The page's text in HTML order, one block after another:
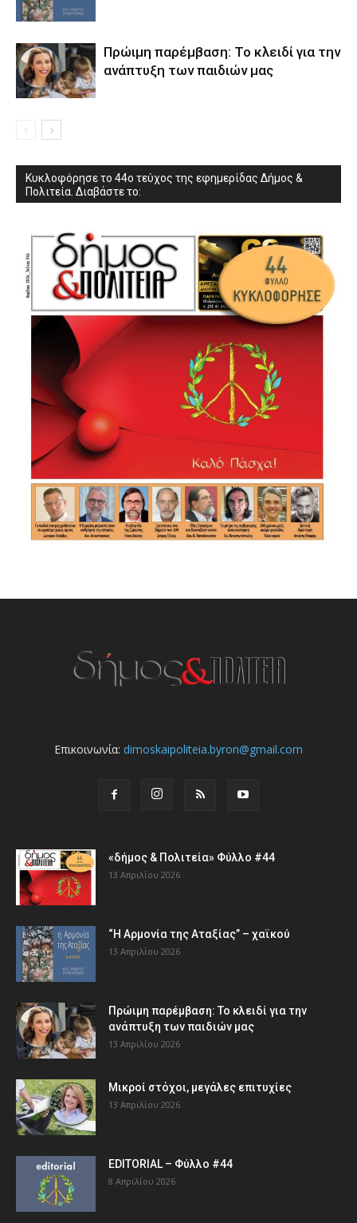
Πρώιμη παρέμβαση: Το κλειδί για την
ανάπτυξη των παιδιών µας
Κυκλοφόρησε το 44ο τεύχος της εφημερίδας Δήμος &
Πολιτεία. Διαβάστε το:
Επικοινωνία: dimoskaipoliteia.byron@gmail.com
«δήμος & Πολιτεία» Φύλλο #44
13 Απριλίου 2026
“Η Αρμονία της Αταξίας” – χαϊκού
13 Απριλίου 2026
Πρώιμη παρέμβαση: Το κλειδί για την
ανάπτυξη των παιδιών µας
13 Απριλίου 2026
Μικροί στόχοι, μεγάλες επιτυχίες
13 Απριλίου 2026
EDITORIAL – Φύλλο #44
8 Απριλίου 2026